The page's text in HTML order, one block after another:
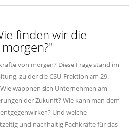
finden wir die
von morgen? Diese Frage stand im
zu der die CSU-Fraktion am 29.
wappnen sich Unternehmen am
der Zukunft? Wie kann man dem
Und welche
und nachhaltig Fachkräfte für das